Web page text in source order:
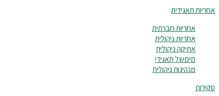
אחריות תאגידית
אחריות חברתית
אחריות ניהולית
אתיקה ניהולית
מימשל תאגידי
מנהיגות ניהולית
סקירות